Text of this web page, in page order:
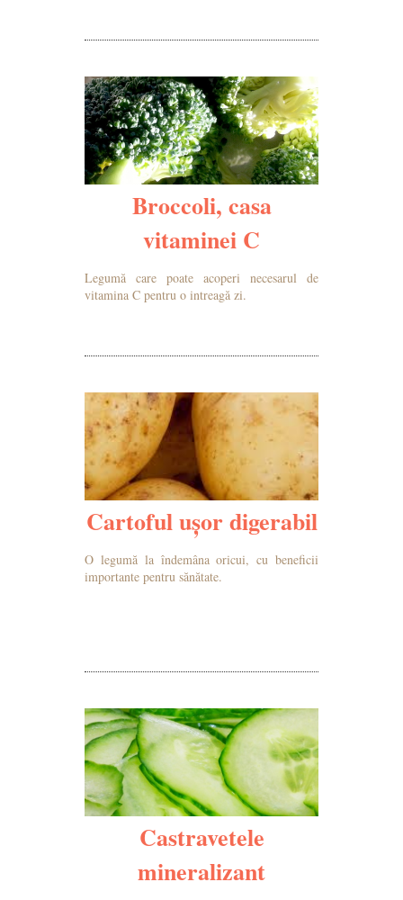
Broccoli, casa
vitaminei C
Legumă care poate acoperi necesarul de
vitamina C pentru o intreagă zi.
Cartoful ușor digerabil
O legumă la îndemâna oricui, cu beneficii
importante pentru sănătate.
Castravetele
mineralizant